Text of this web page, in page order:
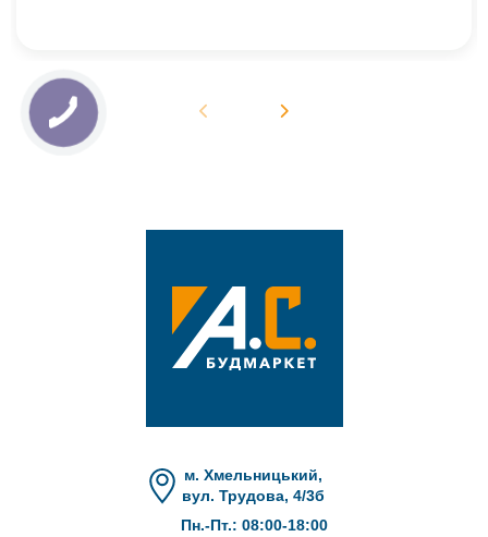
м. Хмельницький,
вул. Трудова, 4/3б
Пн.-Пт.: 08:00-18:00